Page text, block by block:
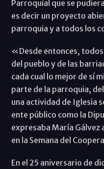
Parroquial que se
es decir un proyecto
parroquia y a todos los
«Desde entonces,
del pueblo y de las
cada cual lo mejor de sí
parte de la parroquia,
una actividad de Iglesia
ente público como la
expresaba María
en la Semana del
En el 25 aniversario de